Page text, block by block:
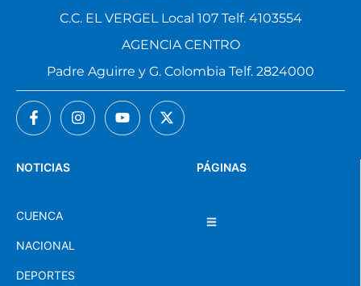
PÁGINAS
NOTICIAS
CUENCA
NACIONAL
DEPORTES
C.C. EL VERGEL Local 107 Telf. 4103554
AGENCIA CENTRO
Padre Aguirre y G. Colombia Telf. 2824000